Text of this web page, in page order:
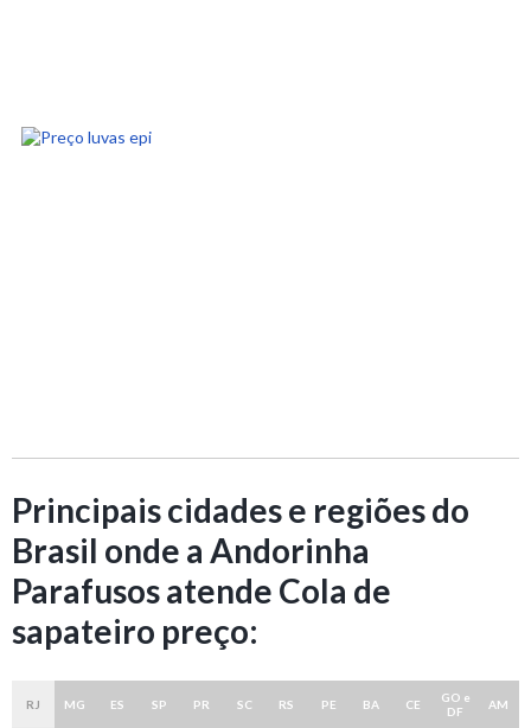
Principais cidades e regiões do
Brasil onde a Andorinha
Parafusos atende Cola de
sapateiro preço:
RJ MG ES SP PR SC RS PE BA CE
GO e
DF
AM